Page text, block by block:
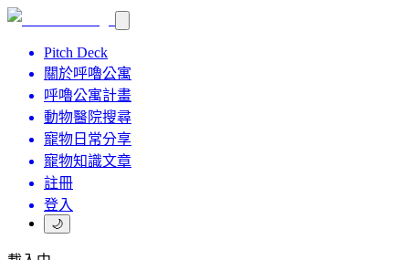
Pitch Deck
關於呼嚕公寓
呼嚕公寓計畫
動物醫院搜尋
寵物日常分享
寵物知識文章
註冊
登入
🌙